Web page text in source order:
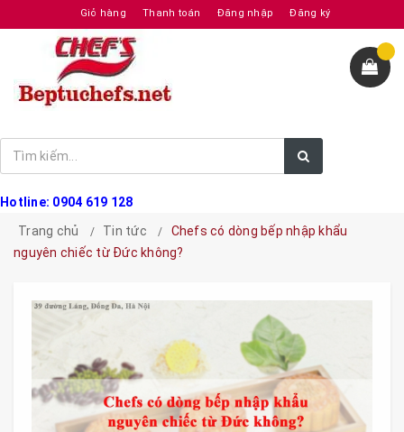
Giỏ hàng Thanh toán Đăng nhập Đăng ký
Hotline: 0904 619 128
Trang chủ
Tin tức
Chefs có dòng bếp nhập khẩu
nguyên chiếc từ Đức không?